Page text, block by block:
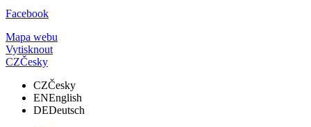
Facebook
Mapa webu
Vytisknout
CZČesky
CZČesky
ENEnglish
DEDeutsch